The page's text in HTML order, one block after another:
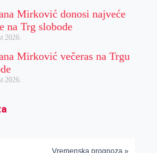
Mirković donosi najveće
na Trg slobode
2026.
Mirković večeras na Trgu
2026.